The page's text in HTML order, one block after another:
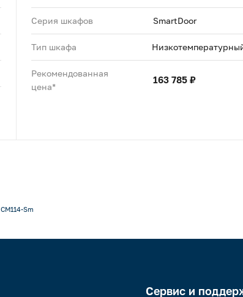
Серия шкафов SmartDoor
Тип шкафа
Рекомендованная
цена*
163 785 ₽
CM114-Sm
Сервис и